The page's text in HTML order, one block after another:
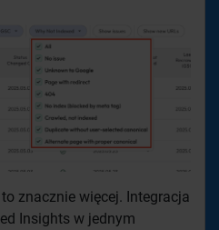
znacznie więcej. Integracja
Insights w jednym